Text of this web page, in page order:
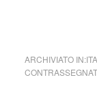
ARCHIVIATO IN: